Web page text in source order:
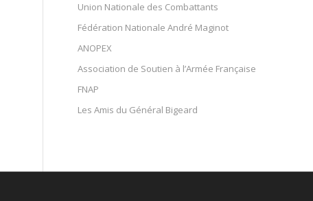
Union Nationale des Combattants
Fédération Nationale André Maginot
ANOPEX
Association de Soutien à l’Armée Française
FNAP
Les Amis du Général Bigeard